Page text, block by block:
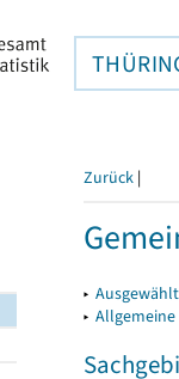
Zurück |
▸
▸